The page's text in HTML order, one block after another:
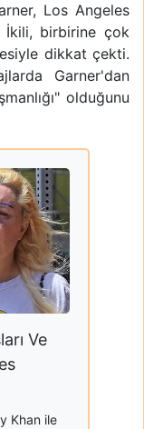
Los Angeles
İkili, birbirine çok
dikkat çekti.
Garner'dan
olduğunu
Ve
Khan ile